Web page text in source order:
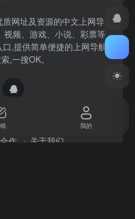
网址及资源的中文上网导
频、游戏、小说、彩票等
,提供简单便捷的上网导航
,一搜OK。
作 关于我们
我的